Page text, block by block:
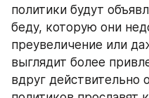
политики будут
беду, которую они
преувеличение или
выглядит более
вдруг действительно